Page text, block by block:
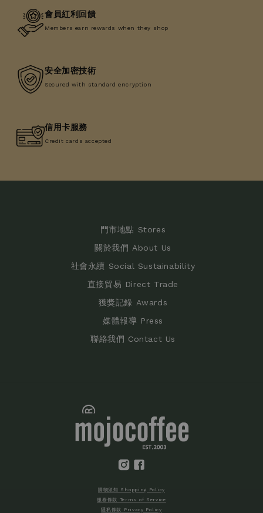
會員紅利回饋
Members earn rewards when they shop
安全加密技術
Secured with standard encryption
信用卡服務
Credit cards accepted
門市地點 Stores
關於我們 About Us
社會永續 Social Sustainability
直接貿易 Direct Trade
獲獎記錄 Awards
媒體報導 Press
聯絡我們 Contact Us
購物須知 Shopping Policy
服務條款 Terms of Service
隱私條款 Privacy Policy